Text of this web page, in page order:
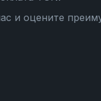
и оцените